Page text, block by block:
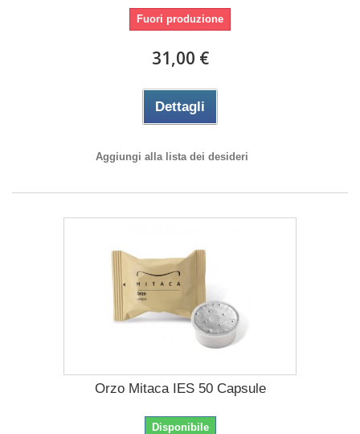
Fuori produzione
31,00 €
Dettagli
Aggiungi alla lista dei desideri
Orzo Mitaca IES 50 Capsule
Disponibile